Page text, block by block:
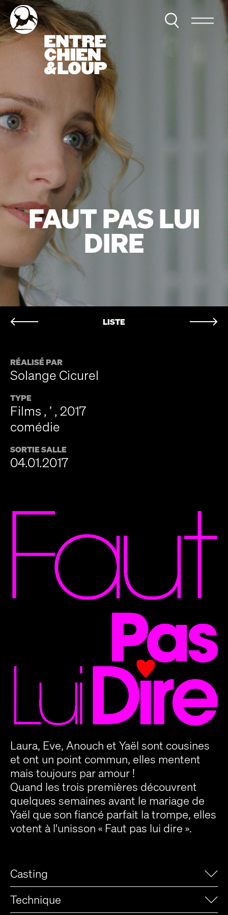
FAUT PAS LUI
DIRE
LISTE
RÉALISÉ PAR
Solange Cicurel
TYPE
Films , ’ , 2017
comédie
SORTIE SALLE
04.01.2017
Laura, Eve, Anouch et Yaël sont cousines
et ont un point commun, elles mentent
mais toujours par amour !
Quand les trois premières découvrent
quelques semaines avant le mariage de
Yaël que son fiancé parfait la trompe, elles
votent à l'unisson « Faut pas lui dire ».
Casting
Technique